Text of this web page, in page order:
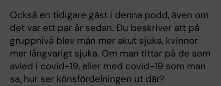
Också en tidigare gäst i denna podd, även om
det var ett par år sedan. Du beskriver att på
gruppnivå blev män mer akut sjuka, kvinnor
mer långvarigt sjuka. Om man tittar på de som
avled i covid-19, eller med covid-19 som man
sa, hur ser könsfördelningen ut där?